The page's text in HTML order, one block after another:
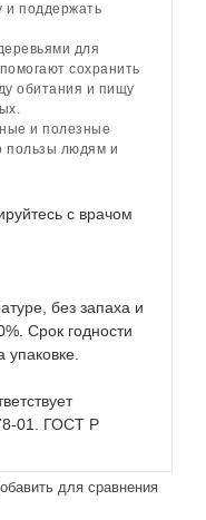
и поддержать
для
сохранить
обитания и пищу
и полезные
пользы людям и
с врачом
без запаха и
Срок годности
упаковке.
01. ГОСТ Р
для сравнения